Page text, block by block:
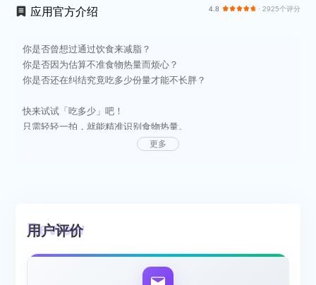
应用官方介绍 4.8 · 2925个评分
你是否曾想过通过饮食来减脂？
你是否因为估算不准食物热量而烦心？
你是否还在纠结究竟吃多少份量才能不长胖？
快来试试「吃多少」吧！
只需轻轻一拍，就能精准识别食物热量。
智能为你推荐该吃多少，轻松打造热量缺口。
通过拍照识别并计算食物卡路里，不需要手动输入，简直就是懒人
福音！
传统的饮食记录软件往往繁琐且不够精准，查找食物信息麻烦，估
更多
用户评价